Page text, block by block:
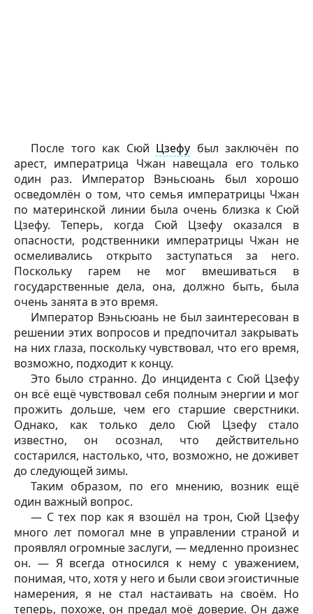
После того как Сюй Цзефу был заключён по
арест, императрица Чжан навещала его только
один раз. Император Вэньсюань был хорошо
осведомлён о том, что семья императрицы Чжан
по материнской линии была очень близка к Сюй
Цзефу. Теперь, когда Сюй Цзефу оказался в
опасности, родственники императрицы Чжан не
осмеливались открыто заступаться за него.
Поскольку гарем не мог вмешиваться в
государственные дела, она, должно быть, была
очень занята в это время.
Император Вэньсюань не был заинтересован в
решении этих вопросов и предпочитал закрывать
на них глаза, поскольку чувствовал, что его время,
возможно, подходит к концу.
Это было странно. До инцидента с Сюй Цзефу
он всё ещё чувствовал себя полным энергии и мог
прожить дольше, чем его старшие сверстники.
Однако, как только дело Сюй Цзефу стало
известно, он осознал, что действительно
состарился, настолько, что, возможно, не доживет
до следующей зимы.
Таким образом, по его мнению, возник ещё
один важный вопрос.
— С тех пор как я взошёл на трон, Сюй Цзефу
много лет помогал мне в управлении страной и
проявлял огромные заслуги, — медленно произнес
он. — Я всегда относился к нему с уважением,
понимая, что, хотя у него и были свои эгоистичные
намерения, я не стал настаивать на своём. Но
теперь, похоже, он предал моё доверие. Он даже